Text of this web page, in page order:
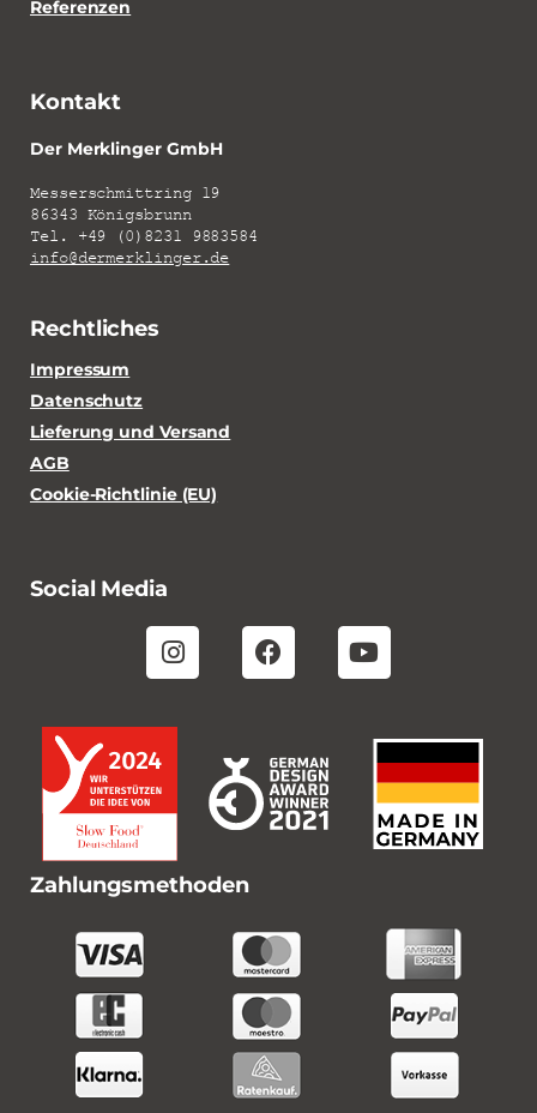
Referenzen
Kontakt
Der Merklinger GmbH
Messerschmittring 19
86343 Königsbrunn
Tel. +49 (0)8231 9883584
info@dermerklinger.de
Rechtliches
Impressum
Datenschutz
Lieferung und Versand
AGB
Cookie-Richtlinie (EU)
Social Media
Zahlungsmethoden